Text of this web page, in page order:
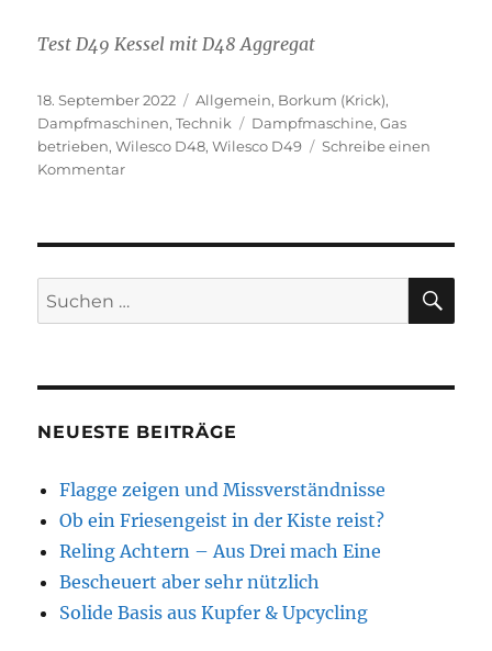
Test D49 Kessel mit D48 Aggregat
Veröffentlicht
am
18. September 2022 Kategorien
Allgemein, Borkum (Krick),
Dampfmaschinen,Technik Schlagwörter
Dampfmaschine,Gas
betrieben,Wilesco D48,Wilesco D49
Schreibe einen
Kommentarzu
Suchen
nach:
NEUESTE BEITRÄGE
Flagge zeigen und Missverständnisse
Ob ein Friesengeist in der Kiste reist?
Reling Achtern – Aus Drei mach Eine
Bescheuert aber sehr nützlich
Solide Basis aus Kupfer & Upcycling